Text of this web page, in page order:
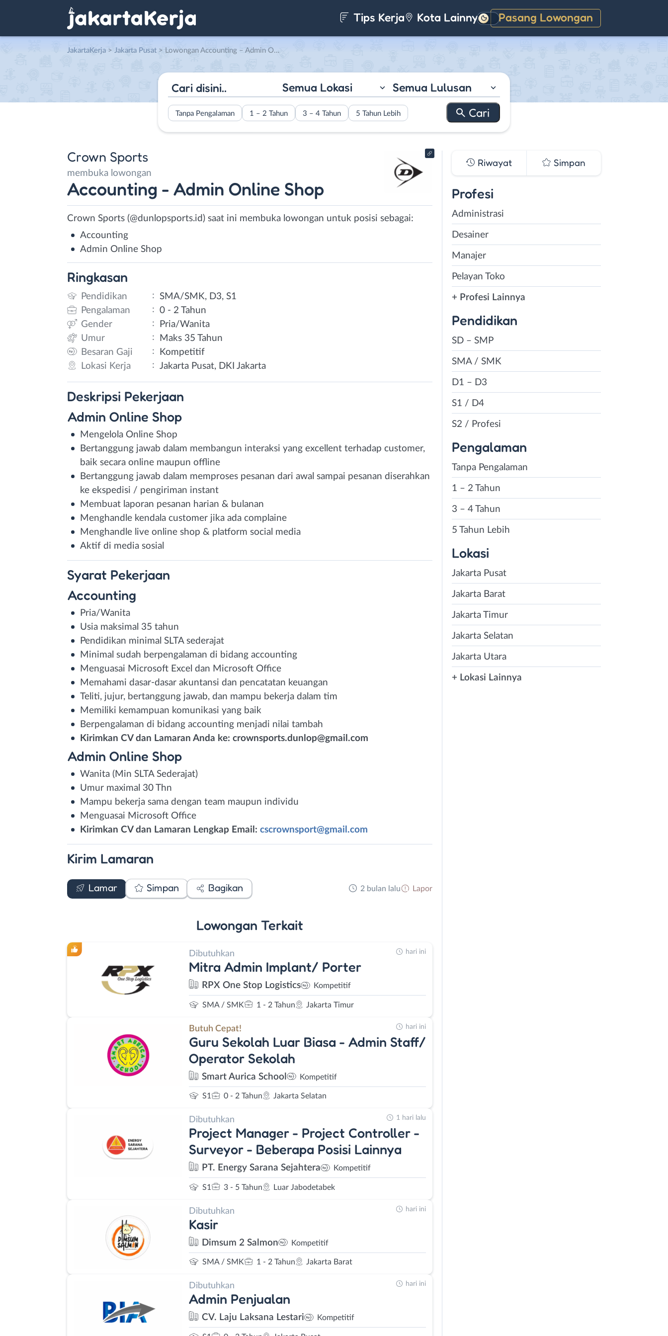
Tips Kerja Kota Lainnya Pasang Lowongan
Gelap
JakartaKerja > Jakarta Pusat > Lowongan Accounting – Admin Online Shop di Crown Sports
Semua Lokasi Semua Lulusan
Tanpa Pengalaman 1 – 2 Tahun 3 – 4 Tahun 5 Tahun Lebih
Crown Sports
membuka lowongan
Accounting - Admin Online Shop
Crown Sports (@dunlopsports.id) saat ini membuka lowongan untuk posisi sebagai:
Accounting
Admin Online Shop
Ringkasan
Pendidikan : SMA/SMK, D3, S1
Pengalaman
: 0 - 2 Tahun
Gender
:
Pria/Wanita
Umur
:
Maks 35 Tahun
Besaran Gaji
:
Kompetitif
Lokasi Kerja
: Jakarta Pusat, DKI Jakarta
Deskripsi Pekerjaan
Admin Online Shop
Mengelola Online Shop
Bertanggung jawab dalam membangun interaksi yang excellent terhadap customer,
baik secara online maupun offline
Bertanggung jawab dalam memproses pesanan dari awal sampai pesanan diserahkan
ke ekspedisi / pengiriman instant
Membuat laporan pesanan harian & bulanan
Menghandle kendala customer jika ada complaine
Menghandle live online shop & platform social media
Aktif di media sosial
Syarat Pekerjaan
Accounting
Pria/Wanita
Usia maksimal 35 tahun
Pendidikan minimal SLTA sederajat
Minimal sudah berpengalaman di bidang accounting
Menguasai Microsoft Excel dan Microsoft Office
Memahami dasar-dasar akuntansi dan pencatatan keuangan
Teliti, jujur, bertanggung jawab, dan mampu bekerja dalam tim
Memiliki kemampuan komunikasi yang baik
Berpengalaman di bidang accounting menjadi nilai tambah
Kirimkan CV dan Lamaran Anda ke: crownsports.dunlop@gmail.com
Admin Online Shop
Wanita (Min SLTA Sederajat)
Umur maximal 30 Thn
Mampu bekerja sama dengan team maupun individu
Menguasai Microsoft Office
Kirimkan CV dan Lamaran Lengkap Email: cscrownsport@gmail.com
Kirim Lamaran
Lamar Simpan Bagikan 2 bulan lalu Lapor
Lowongan Terkait
Dibutuhkan
Mitra Admin Implant/ Porter
RPX One Stop Logistics Kompetitif
SMA / SMK 1 - 2 Tahun Jakarta Timur
hari ini
Butuh Cepat!
Guru Sekolah Luar Biasa - Admin Staff/
Operator Sekolah
Smart Aurica School Kompetitif
S1 0 - 2 Tahun Jakarta Selatan
hari ini
Dibutuhkan
Project Manager - Project Controller -
Surveyor - Beberapa Posisi Lainnya
PT. Energy Sarana Sejahtera Kompetitif
S1 3 - 5 Tahun Luar Jabodetabek
1 hari lalu
Dibutuhkan
Kasir
Dimsum 2 Salmon Kompetitif
SMA / SMK 1 - 2 Tahun Jakarta Barat
hari ini
Dibutuhkan
Admin Penjualan
CV. Laju Laksana Lestari Kompetitif
hari ini
Riwayat Simpan
Profesi
Administrasi
Desainer
Manajer
Pelayan Toko
+ Profesi Lainnya
Pendidikan
SD – SMP
SMA / SMK
D1 – D3
S1 / D4
S2 / Profesi
Pengalaman
Tanpa Pengalaman
1 – 2 Tahun
3 – 4 Tahun
5 Tahun Lebih
Lokasi
Jakarta Pusat
Jakarta Barat
Jakarta Timur
Jakarta Selatan
Jakarta Utara
+ Lokasi Lainnya